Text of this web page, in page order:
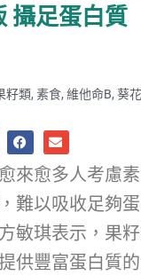
攝足蛋白質
籽類, 素食, 維他命B, 葵
來愈多人考慮
難以吸收足夠
敏琪表示，果
供豐富蛋白質